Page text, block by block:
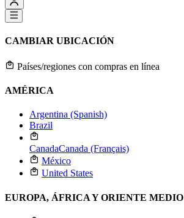
CAMBIAR UBICACIÓN
Países/regiones con compras en línea
AMÉRICA
Argentina (Spanish)
Brazil
CanadaCanada (Français)
México
United States
EUROPA, ÁFRICA Y ORIENTE MEDIO